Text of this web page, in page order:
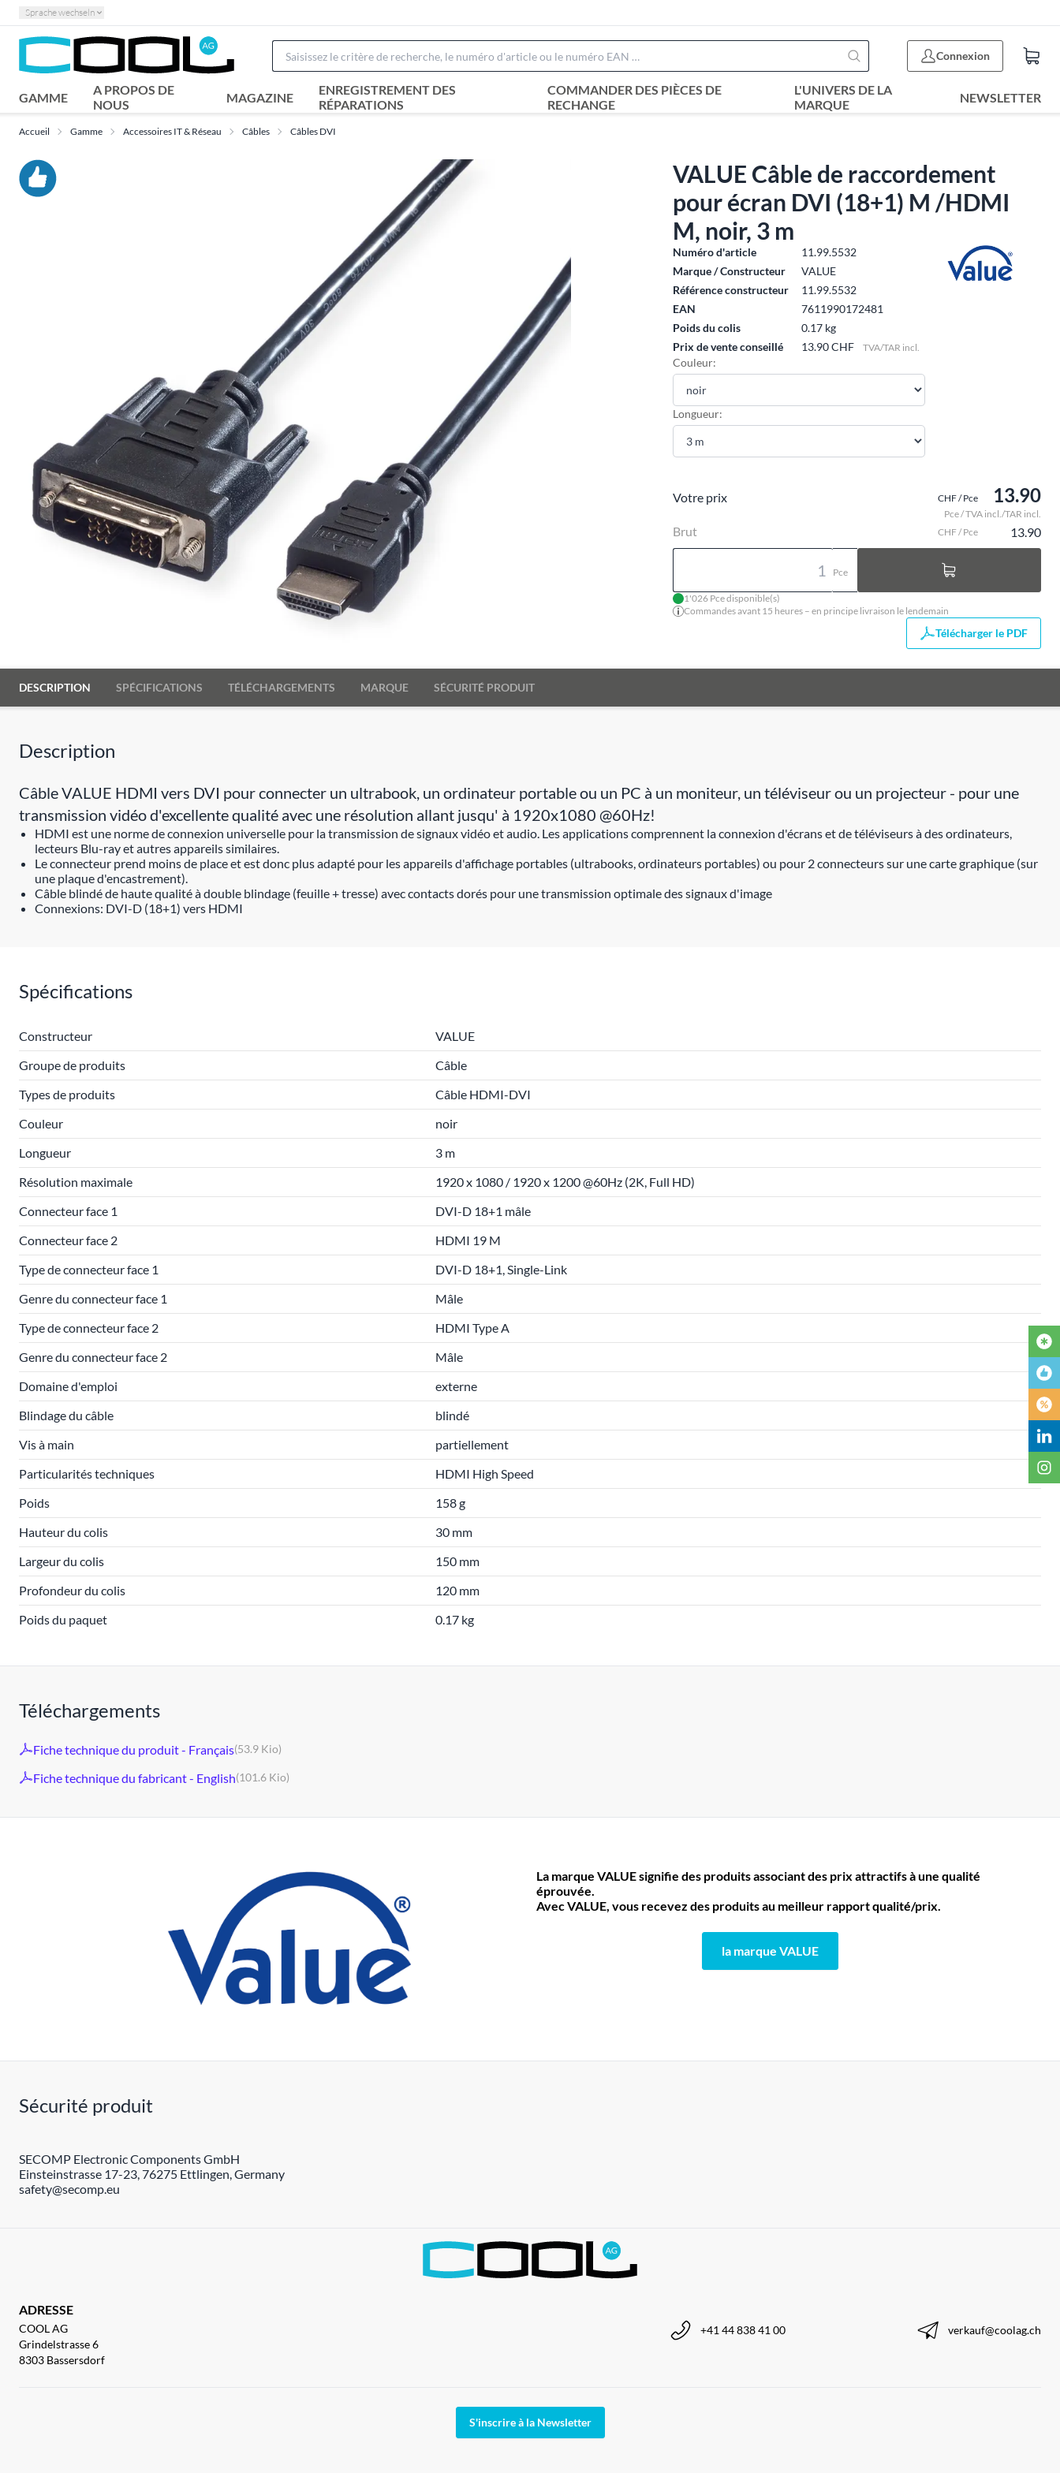
Sprache wechseln
Connexion
GAMME
A PROPOS DE
NOUS
MAGAZINE
ENREGISTREMENT DES
RÉPARATIONS
COMMANDER DES PIÈCES DE
RECHANGE
L'UNIVERS DE LA
MARQUE
NEWSLETTER
Accueil Gamme Accessoires IT & Réseau Câbles Câbles DVI
VALUE Câble de raccordement
pour écran DVI (18+1) M /HDMI
M, noir, 3 m
Numéro d'article
11.99.5532
Marque / Constructeur
VALUE
Référence constructeur
11.99.5532
EAN
7611990172481
Poids du colis
0.17 kg
Prix de vente conseillé
13.90 CHF TVA/TAR incl.
Couleur:
Longueur:
Votre prix CHF / Pce 13.90
Pce / TVA incl./TAR incl.
Brut CHF / Pce 13.90
Pce
1'026 Pce disponible(s)
Commandes avant 15 heures – en principe livraison le lendemain
Télécharger le PDF
DESCRIPTION SPÉCIFICATIONS TÉLÉCHARGEMENTS MARQUE SÉCURITÉ PRODUIT
Description
Câble VALUE HDMI vers DVI pour connecter un ultrabook, un ordinateur portable ou un PC à un moniteur, un téléviseur ou un projecteur - pour une
transmission vidéo d'excellente qualité avec une résolution allant jusqu' à 1920x1080 @60Hz!
HDMI est une norme de connexion universelle pour la transmission de signaux vidéo et audio. Les applications comprennent la connexion d'écrans et de téléviseurs à des ordinateurs,
lecteurs Blu-ray et autres appareils similaires.
Le connecteur prend moins de place et est donc plus adapté pour les appareils d'affichage portables (ultrabooks, ordinateurs portables) ou pour 2 connecteurs sur une carte graphique (sur
une plaque d'encastrement).
Câble blindé de haute qualité à double blindage (feuille + tresse) avec contacts dorés pour une transmission optimale des signaux d'image
Connexions: DVI-D (18+1) vers HDMI
Spécifications
Constructeur
VALUE
Groupe de produits
Câble
Types de produits
Câble HDMI-DVI
Couleur
noir
Longueur
3 m
Résolution maximale
1920 x 1080 / 1920 x 1200 @60Hz (2K, Full HD)
Connecteur face 1
DVI-D 18+1 mâle
Connecteur face 2
HDMI 19 M
Type de connecteur face 1
DVI-D 18+1, Single-Link
Genre du connecteur face 1
Mâle
Type de connecteur face 2
HDMI Type A
Genre du connecteur face 2
Mâle
Domaine d'emploi
externe
Blindage du câble
blindé
Vis à main
partiellement
Particularités techniques
HDMI High Speed
Poids
158 g
Hauteur du colis
30 mm
Largeur du colis
150 mm
Profondeur du colis
120 mm
Poids du paquet
0.17 kg
Téléchargements
Fiche technique du produit - Français(53.9 Kio)
Fiche technique du fabricant - English(101.6 Kio)
La marque VALUE signifie des produits associant des prix attractifs à une qualité
éprouvée.
Avec VALUE, vous recevez des produits au meilleur rapport qualité/prix.
la marque VALUE
Sécurité produit
SECOMP Electronic Components GmbH
Einsteinstrasse 17-23, 76275 Ettlingen, Germany
safety@secomp.eu
ADRESSE
COOL AG
Grindelstrasse 6
8303 Bassersdorf
+41 44 838 41 00 verkauf@coolag.ch
S'inscrire à la Newsletter